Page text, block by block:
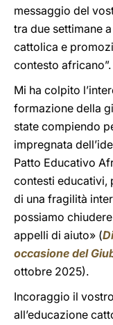
messaggio del
tra due settimane
cattolica e
contesto africano”.
Mi ha colpito
formazione della
state compiendo
impregnata
Patto Educativo
contesti educativi,
di una fragilità
possiamo
appelli di aiuto» (
occasione del
ottobre 2025).
Incoraggio il
all’educazione